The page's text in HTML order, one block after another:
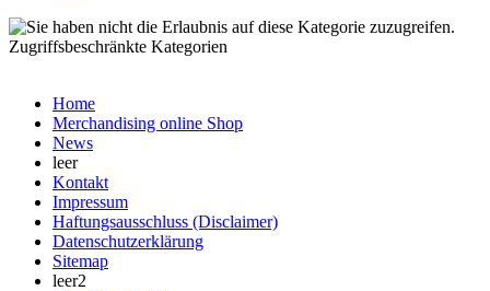
Zugriffsbeschränkte Kategorien
Home
Merchandising online Shop
News
leer
Kontakt
Impressum
Haftungsausschluss (Disclaimer)
Datenschutzerklärung
Sitemap
leer2